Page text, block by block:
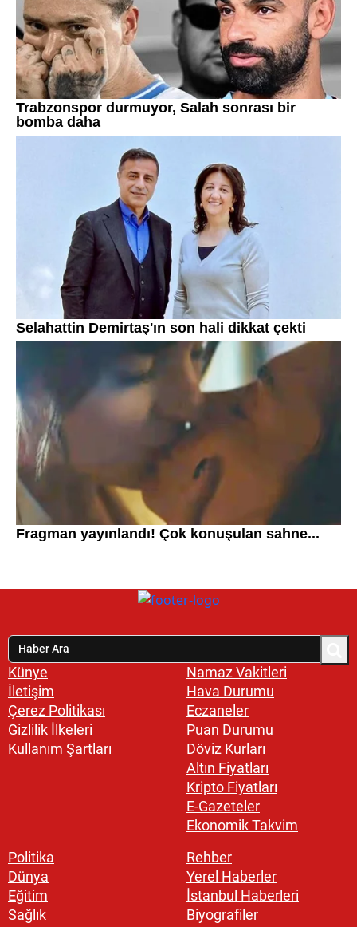
Künye
İletişim
Çerez Politikası
Gizlilik İlkeleri
Kullanım Şartları
Namaz Vakitleri
Hava Durumu
Eczaneler
Puan Durumu
Döviz Kurları
Altın Fiyatları
Kripto Fiyatları
E-Gazeteler
Ekonomik Takvim
Politika
Dünya
Eğitim
Sağlık
Rehber
Yerel Haberler
İstanbul Haberleri
Biyografiler